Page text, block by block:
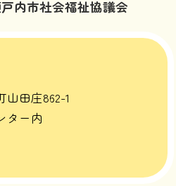
内市社会福祉協議会
田庄862-1
ター内